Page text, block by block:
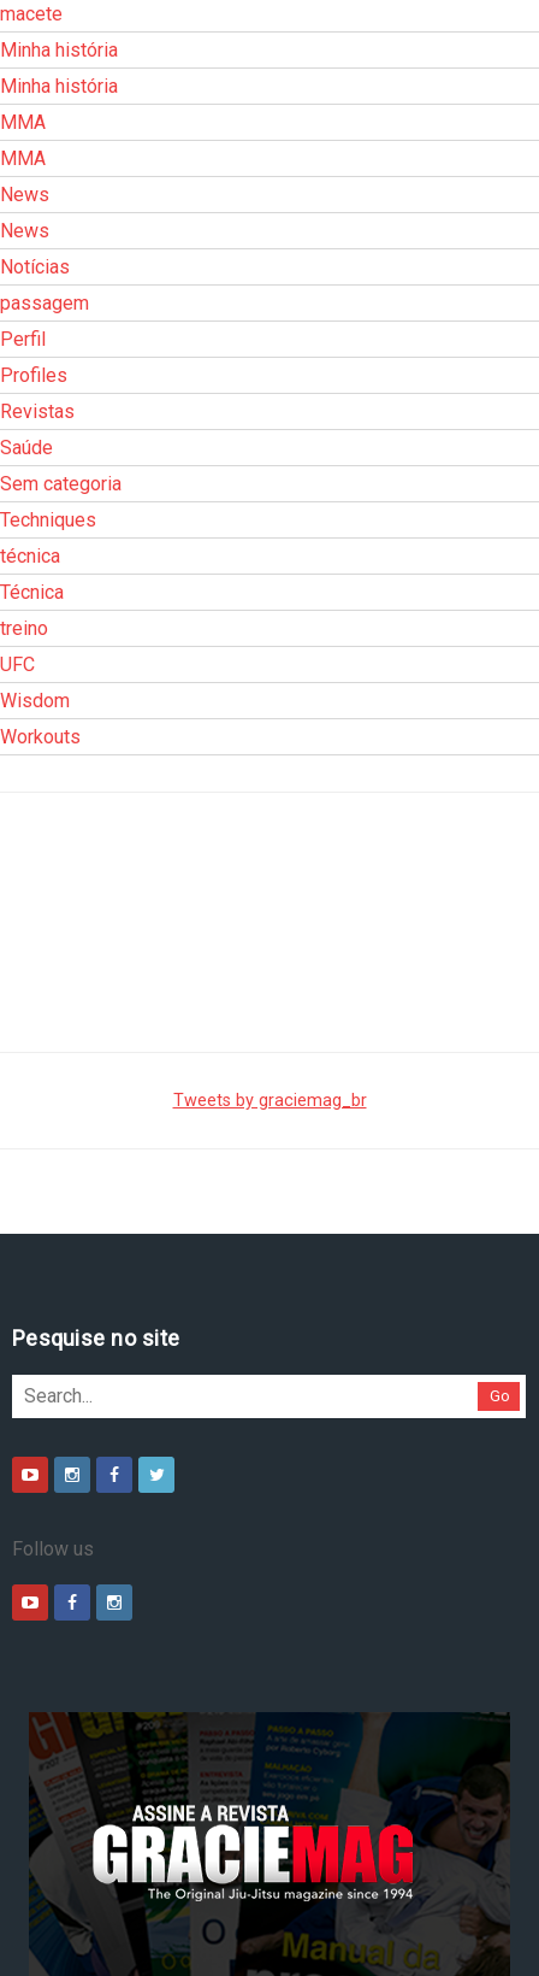
macete
Minha história
Minha história
MMA
MMA
News
News
Notícias
passagem
Perfil
Profiles
Revistas
Saúde
Sem categoria
Techniques
técnica
Técnica
treino
UFC
Wisdom
Workouts
Tweets by graciemag_br
Pesquise no site
Go
Follow us